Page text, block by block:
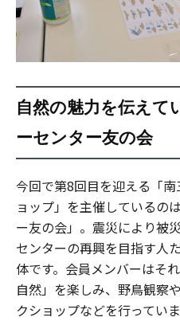
自然の魅力を伝えて
ーセンター友の会
今回で第8回目を迎える「
ョップ」を主催しているの
ー友の会」。震災により被
センターの再興を目指す人
体です。会員メンバーはそ
自然」を楽しみ、野鳥観察
クショップなどを行っていま